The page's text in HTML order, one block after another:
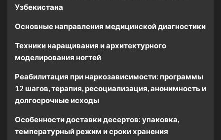
Узбекистана
Основные направления медицинской диагностики
Техники наращивания и архитектурного
моделирования ногтей
Реабилитация при наркозависимости: программы
12 шагов, терапия, ресоциализация, анонимность и
долгосрочные исходы
Особенности доставки десертов: упаковка,
температурный режим и сроки хранения